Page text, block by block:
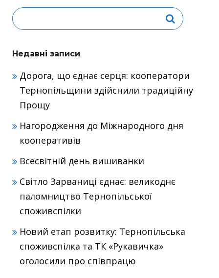
Недавні записи
Дорога, що єднає серця: кооператори
Тернопільщини здійснили традиційну
Прощу
Нагородження до Міжнародного дня
кооперативів
Всесвітній день вишиванки
Світло Зарваниці єднає: великоднє
паломництво Тернопільської
споживспілки
Новий етап розвитку: Тернопільська
споживспілка та ТК «Рукавичка»
оголосили про співпрацю